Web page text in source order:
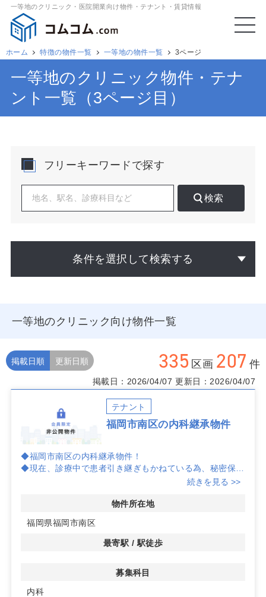
一等地のクリニック・医院開業向け物件・テナント・賃貸情報
ホーム 特徴の物件一覧 一等地の物件一覧 3ページ
一等地のクリニック物件・テナ
ント一覧（3ページ目）
フリーキーワードで探す
検索
条件を選択して検索する
一等地のクリニック向け物件一覧
335 区画 207 件
掲載日順 更新日順
掲載日：2026/04/07 更新日：2026/04/07
テナント
福岡市南区の内科継承物件
◆福岡市南区の内科継承物件！
◆現在、診療中で患者引き継ぎもかねている為、秘密保持
続きを見る >>
物件所在地
福岡県福岡市南区
最寄駅 / 駅徒歩
募集科目
内科